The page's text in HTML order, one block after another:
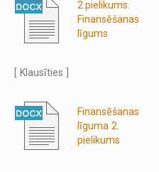
2.pielikums.
Finansēšanas
līgums
[ Klausīties ]
Finansēšanas
līguma 2.
pielikums